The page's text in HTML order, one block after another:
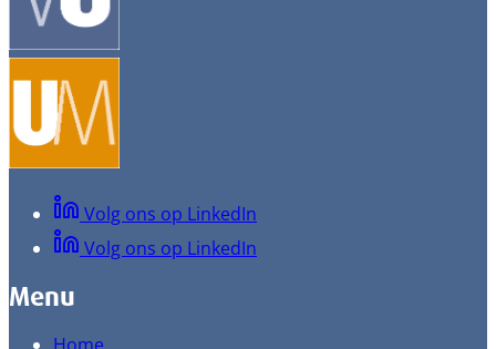
Volg ons op LinkedIn
Volg ons op LinkedIn
Menu